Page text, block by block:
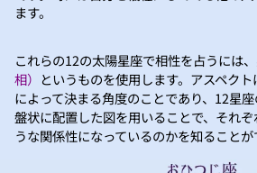
ます。
これらの12の太陽星座で相性を占うには
相） というものを使用します。アスペク
によって決まる角度のことであり、12星
盤状に配置した図を用いることで、それ
うな関係性になっているのかを知ることが